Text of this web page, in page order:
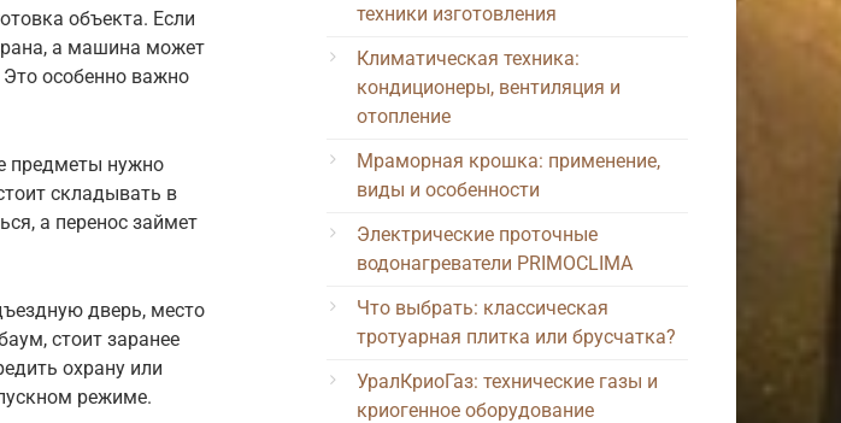
объекта. Если
а машина может
Это особенно важно
предметы нужно
складывать в
а перенос займет
дверь, место
стоит заранее
охрану или
режиме.
техники изготовления
Климатическая техника:
кондиционеры, вентиляция и
отопление
Мраморная крошка: применение,
виды и особенности
Электрические проточные
водонагреватели PRIMOCLIMA
Что выбрать: классическая
тротуарная плитка или брусчатка?
УралКриоГаз: технические газы и
криогенное оборудование